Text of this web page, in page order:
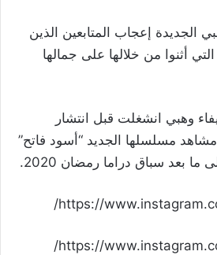
إعجاب المتابعين الذين
التي أثنوا من خلالها على جمالها
وهبي انشغلت قبل انتشار
مسلسلها الجديد “أسود فاتح”
بعد سباق دراما رمضان 2020.
https://
https://